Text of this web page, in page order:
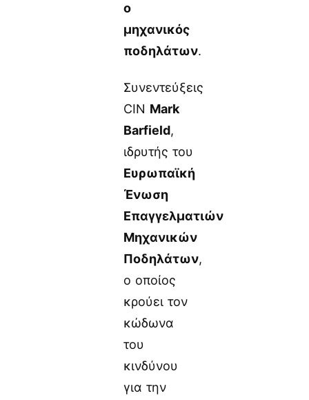
ο
μηχανικός
ποδηλάτων.
Συνεντεύξεις
CIN Mark
Barfield,
ιδρυτής του
Ευρωπαϊκή
Ένωση
Επαγγελματιών
Μηχανικών
Ποδηλάτων,
ο οποίος
κρούει τον
κώδωνα
του
κινδύνου
για την